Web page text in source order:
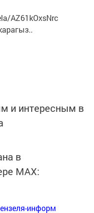
AZ61kOxsNrc
и интересным в
в
MАХ:
информ